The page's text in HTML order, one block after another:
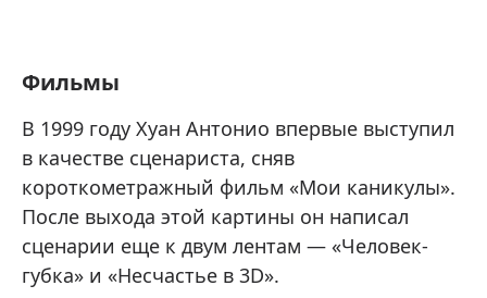
Фильмы
В 1999 году Хуан Антонио впервые выступил
в качестве сценариста, сняв
короткометражный фильм «Мои каникулы».
После выхода этой картины он написал
сценарии еще к двум лентам — «Человек-
губка» и «Несчастье в 3D».